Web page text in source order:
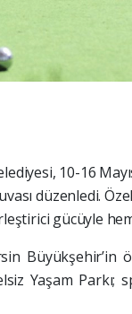
10-16
düzenledi.
gücüyle
Yaşam